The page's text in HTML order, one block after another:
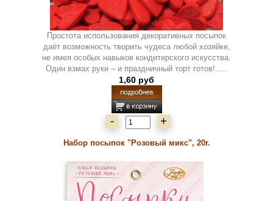
Простота использования декоративных посыпок
даёт возможность творить чудеса любой хозяйке,
не имея особых навыков кондитерского искусства.
Один взмах руки – и праздничный торт готов!.....
1,60 руб
- +
Набор посыпок "Розовый микс", 20г.